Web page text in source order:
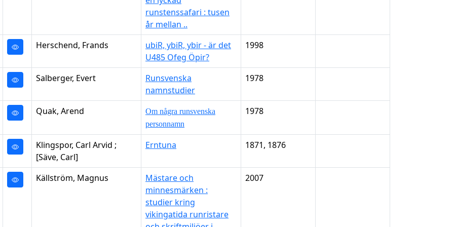
runstenssafari : tusen
år mellan ..
Herschend, Frands
ubiR, ybiR, ybir - är det
U485 Ofeg Öpir?
1998
Salberger, Evert
Runsvenska
namnstudier
1978
Quak, Arend
Om några runsvenska
personnamn
1978
Klingspor, Carl Arvid ;
[Säve, Carl]
Erntuna 1871, 1876
Källström, Magnus
Mästare och
minnesmärken :
studier kring
vikingatida runristare
2007